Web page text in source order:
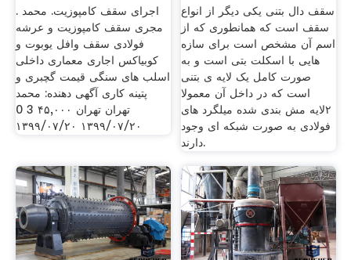
اجرای سقف کامپوزیت. محمد .
مجری سقف کامپوزیت و عرشه
فولادی سقف وافل یوبوت و
کوبیاکس اجاری معماری داخلی
اسلب های سنگی قیمت گچبری و
پتینه کاری آگهی دهنده:‌ محمد
تهران تهران ۴۵,۰۰۰ 3 0
۱۳۹۹/۰۷/۲۰ ۱۳۹۹/۰۷/۲۰
سقف دال بتنی یکی دیگر از انواع
سقف است که همانطوری که از
اسم آن مشخص است برای سازه
هایی با اسکلت بتی است و به
صورت کامل یک لایه ی بتنی
است که در داخل آن معمولا
۲لایه مش بندی شده میلگرد های
فولادی به صورت شبکه ای وجود
دارند.